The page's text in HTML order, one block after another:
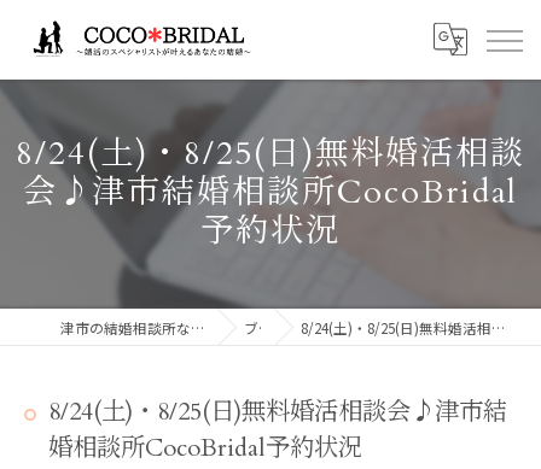
8/24(土)・8/25(日)無料婚活相談
会♪津市結婚相談所CocoBridal
予約状況
津市の結婚相談所ならCocoBridalココブライダル ブログ 8/24(土)・8/25(日)無料婚活相談会♪津市結婚相談所CocoBridal予約状況
8/24(土)・8/25(日)無料婚活相談会♪津市結
婚相談所CocoBridal予約状況